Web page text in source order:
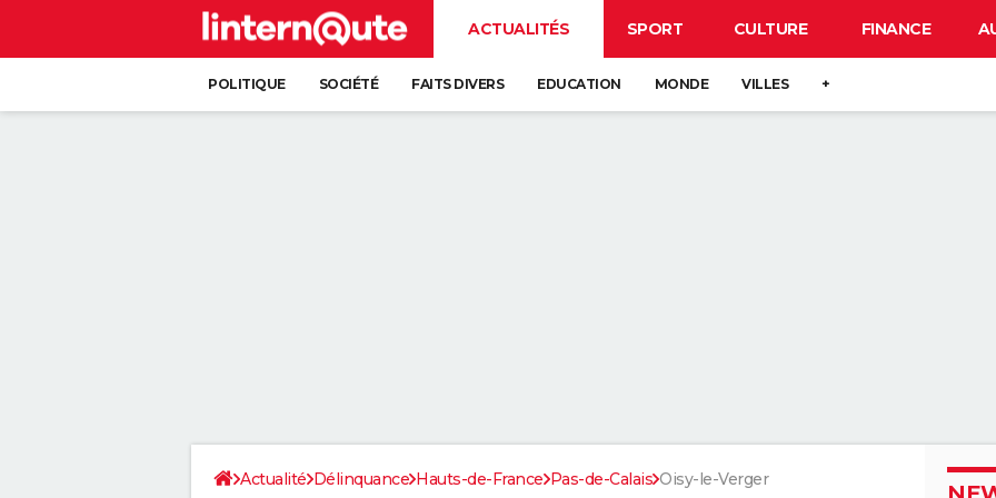
ACTUALITÉS SPORT CULTURE FINANCE
POLITIQUE SOCIÉTÉ FAITS DIVERS EDUCATION MONDE VILLES +
Actualité Délinquance Hauts-de-France Pas-de-Calais Oisy-le-Verger